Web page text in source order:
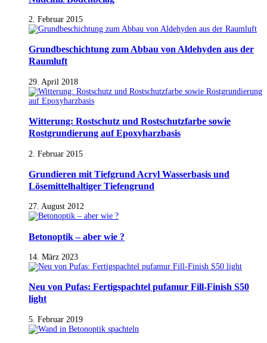
2. Februar 2015
Grundbeschichtung zum Abbau von Aldehyden aus der
Raumluft
29. April 2018
Witterung: Rostschutz und Rostschutzfarbe sowie
Rostgrundierung auf Epoxyharzbasis
2. Februar 2015
Grundieren mit Tiefgrund Acryl Wasserbasis und
Lösemittelhaltiger Tiefengrund
27. August 2012
Betonoptik – aber wie ?
14. März 2023
Neu von Pufas: Fertigspachtel pufamur Fill-Finish S50
light
5. Februar 2019